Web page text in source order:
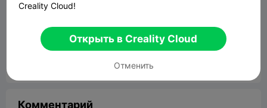
Donald Trump
21.27MB Связанные 3D модели
6
Комментарий
Creality Cloud!
Открыть в Creality Cloud
Отменить